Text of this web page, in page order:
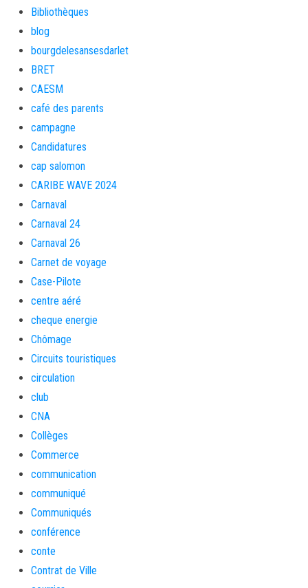
Bibliothèques
blog
bourgdelesansesdarlet
BRET
CAESM
café des parents
campagne
Candidatures
cap salomon
CARIBE WAVE 2024
Carnaval
Carnaval 24
Carnaval 26
Carnet de voyage
Case-Pilote
centre aéré
cheque energie
Chômage
Circuits touristiques
circulation
club
CNA
Collèges
Commerce
communication
communiqué
Communiqués
conférence
conte
Contrat de Ville